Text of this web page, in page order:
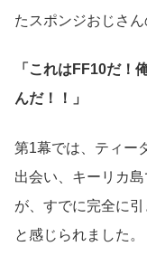
たスポンジおじさ
「これはFF10だ！
んだ！！」
第1幕では、ティー
出会い、キーリカ
が、すでに完全に
と感じられました。